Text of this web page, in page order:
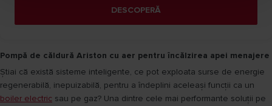
DESCOPERĂ
Pompă de căldură Ariston cu aer pentru încălzirea apei menajere
Știai că există sisteme inteligente, ce pot exploata surse de energie
regenerabilă, inepuizabilă, pentru a îndeplini aceleași funcții ca un
boiler electric sau pe gaz? Una dintre cele mai performante soluții pe